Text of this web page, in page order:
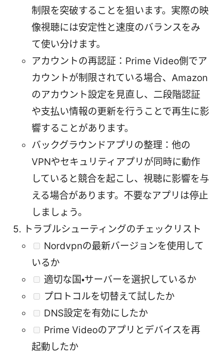
制限を突破することを狙います。実際の映
像視聴には安定性と速度のバランスをみ
て使い分けます。
アカウントの再認証：Prime Video側でア
カウントが制限されている場合、Amazon
のアカウント設定を見直し、二段階認証
や支払い情報の更新を行うことで再生に影
響することがあります。
バックグラウンドアプリの整理：他の
VPNやセキュリティアプリが同時に動作
していると競合を起こし、視聴に影響を与
える場合があります。不要なアプリは停止
しましょう。
トラブルシューティングのチェックリスト
Nordvpnの最新バージョンを使用して
いるか
適切な国・サーバーを選択しているか
プロトコルを切替えて試したか
DNS設定を有効にしたか
Prime Videoのアプリとデバイスを再
起動したか